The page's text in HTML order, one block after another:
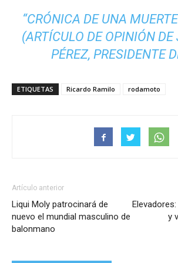
“CRÓNICA DE UNA
(ARTÍCULO DE OPINIÓN
PÉREZ, PRESIDENTE
ETIQUETAS Ricardo Ramilo rodamoto
Artículo anterior
Liqui Moly patrocinará de
nuevo el mundial masculino de
balonmano
y